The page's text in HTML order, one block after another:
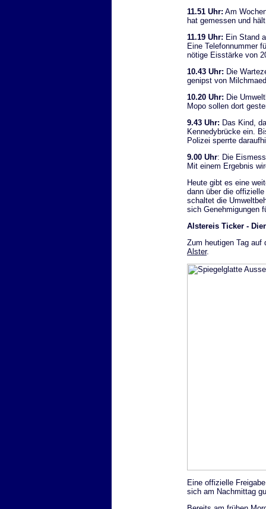
11.51 Uhr: Am
hat gemessen und
11.19 Uhr: Ein Stand
Eine Telefonnummer
nötige Eisstärke von
10.43 Uhr: Die
genipst von
10.20 Uhr: Die
Mopo sollen dort
9.43 Uhr: Das Kind,
Kennedybrücke ein.
Polizei sperrte
9.00 Uhr: Die
Mit einem Ergebnis
Heute gibt es eine
dann über die
schaltet die
sich Genehmigungen
Alstereis Ticker -
Zum heutigen Tag
Alster.
Eine offizielle
sich am Nachmittag